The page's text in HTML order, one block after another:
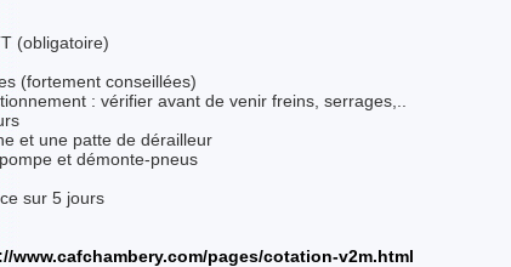
(obligatoire)
(fortement conseillées)
: vérifier avant de venir freins, serrages,..
et une patte de dérailleur
et démonte-pneus
sur 5 jours
www.cafchambery.com/pages/cotation-v2m.html